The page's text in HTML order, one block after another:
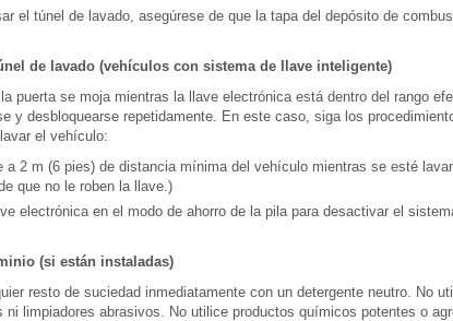
el túnel de lavado, asegúrese de que la tapa del depósito de
de lavado (vehículos con sistema de llave inteligente)
puerta se moja mientras la llave electrónica está dentro del rango
y desbloquearse repetidamente. En este caso, siga los
el vehículo:
a 2 m (6 pies) de distancia mínima del vehículo mientras se esté
que no le roben la llave.)
electrónica en el modo de ahorro de la pila para desactivar el
(si están instaladas)
resto de suciedad inmediatamente con un detergente neutro. No
ni limpiadores abrasivos. No utilice productos químicos potentes o